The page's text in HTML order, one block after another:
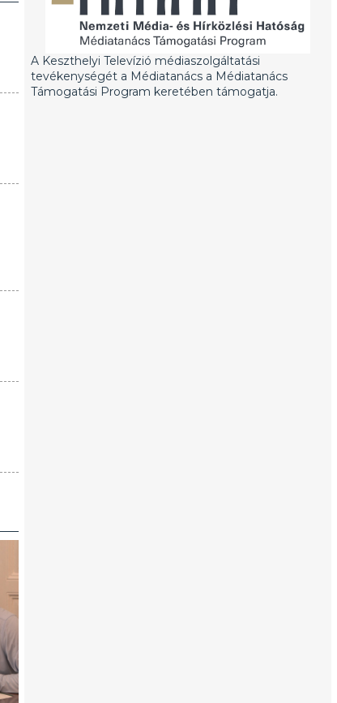
A Keszthelyi Televízió médiaszolgáltatási
tevékenységét a Médiatanács a Médiatanács
Támogatási Program keretében támogatja.